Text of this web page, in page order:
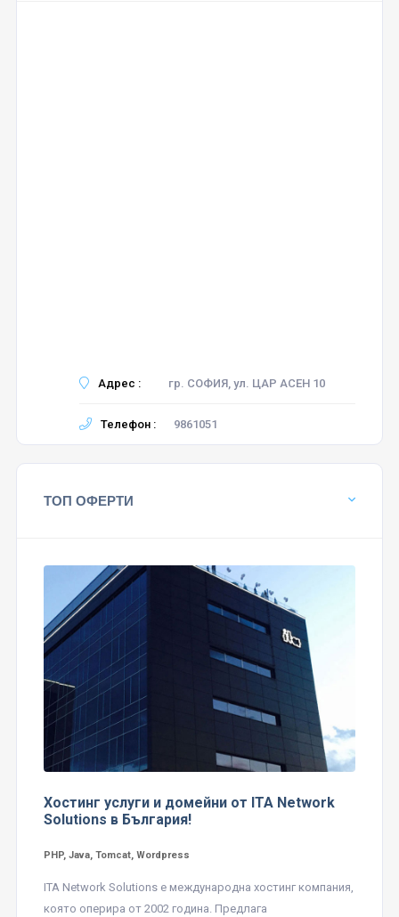
Адрес : гр. СОФИЯ, ул. ЦАР АСЕН 10
Телефон : 9861051
ТОП ОФЕРТИ
Хостинг услуги и домейни от ITA Network
Solutions в България!
PHP, Java, Tomcat, Wordpress
ITA Network Solutions е международна хостинг компания,
която оперира от 2002 година. Предлага